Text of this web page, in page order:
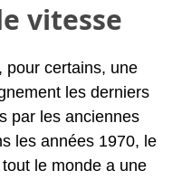
vitesse
pour certains, une
les derniers
par les anciennes
les années 1970, le
le monde a une